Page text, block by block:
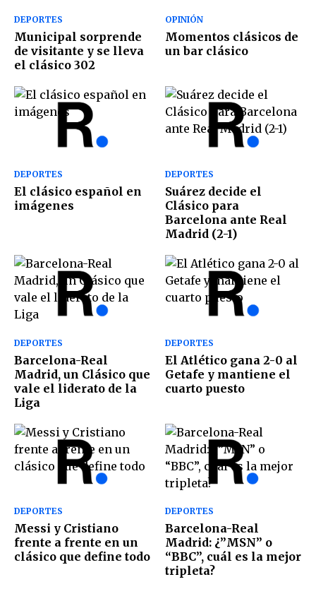
DEPORTES
Municipal sorprende
de visitante y se lleva
el clásico 302
OPINIÓN
Momentos clásicos de
un bar clásico
DEPORTES
El clásico español en
imágenes
DEPORTES
Suárez decide el
Clásico para
Barcelona ante Real
Madrid (2-1)
DEPORTES
Barcelona-Real
Madrid, un Clásico que
vale el liderato de la
Liga
DEPORTES
El Atlético gana 2-0 al
Getafe y mantiene el
cuarto puesto
DEPORTES
Messi y Cristiano
frente a frente en un
clásico que define todo
DEPORTES
Barcelona-Real
Madrid: ¿”MSN” o
“BBC”, cuál es la mejor
tripleta?